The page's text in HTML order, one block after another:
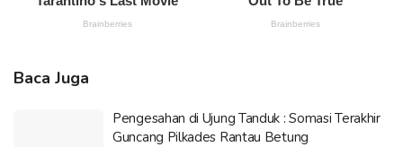
Baca Juga
Pengesahan di Ujung Tanduk : Somasi Terakhir
Guncang Pilkades Rantau Betung